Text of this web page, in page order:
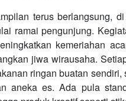
terus berlangsung,
ramai pengunjung.
kemeriahan
jiwa wirausaha.
ringan buatan
aneka es. Ada pula